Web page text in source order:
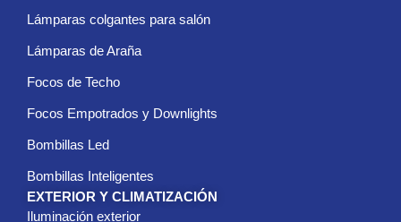
Lámparas colgantes para salón
Lámparas de Araña
Focos de Techo
Focos Empotrados y Downlights
Bombillas Led
Bombillas Inteligentes
EXTERIOR Y CLIMATIZACIÓN
Iluminación exterior